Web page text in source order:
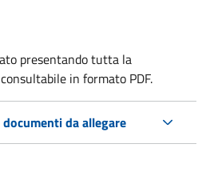
presentando tutta la
in formato PDF.
da allegare